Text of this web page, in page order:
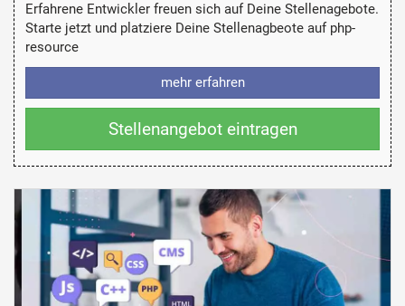
Erfahrene Entwickler freuen sich auf Deine Stellenagebote.
Starte jetzt und platziere Deine Stellenagbeote auf php-
resource
mehr erfahren
Stellenangebot eintragen